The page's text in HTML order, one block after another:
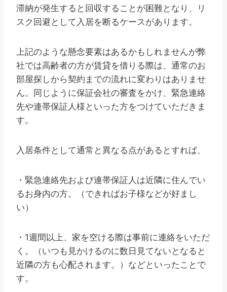
滞納が発生すると回収することが困難となり、リ
スク回避として入居を断るケースがあります。
上記のような懸念要素はあるかもしれませんが弊
社では高齢者の方が賃貸を借りる際は、通常のお
部屋探しから契約までの流れに変わりはありませ
ん。同じように保証会社の審査をかけ、緊急連絡
先や連帯保証人様といった方をつけていただきま
す。
入居条件として通常と異なる点があるとすれば、
・緊急連絡先および連帯保証人は近隣に住んでい
るお身内の方。（できればお子様などが好まし
い）
・1週間以上、家を空ける際は事前に連絡をいただ
く。（いつも見かけるのに数日見てないとなると
近隣の方も心配されます。）などといったことで
す。